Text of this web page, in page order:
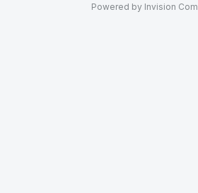
Powered by Invision